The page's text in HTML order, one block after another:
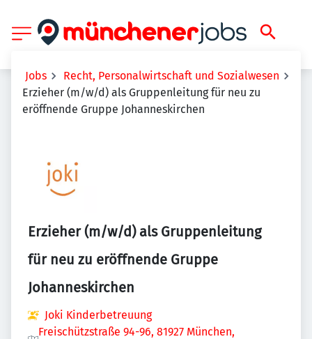
Jobs
Recht, Personalwirtschaft und Sozialwesen
Erzieher (m/w/d) als Gruppenleitung für neu zu
eröffnende Gruppe Johanneskirchen
Erzieher (m/w/d) als Gruppenleitung
für neu zu eröffnende Gruppe
Johanneskirchen
Joki Kinderbetreuung
Freischützstraße 94-96, 81927 München,